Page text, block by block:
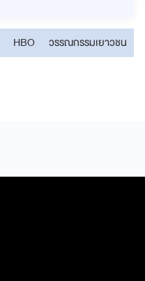
HBO
วรรณกรรมเยาวชน